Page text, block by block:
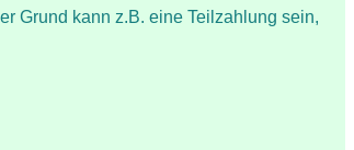
Grund kann z.B. eine Teilzahlung sein,